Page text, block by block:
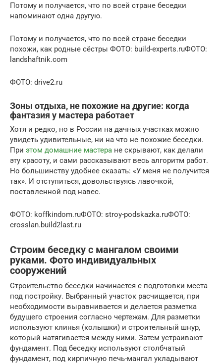
Потому и получается, что по всей стране беседки
напоминают одна другую.
Потому и получается, что по всей стране беседки
похожи, как родные сёстры ФОТО: build-experts.ruФОТО:
landshaftnik.com
ФОТО: drive2.ru
Зоны отдыха, не похожие на другие: когда
фантазия у мастера работает
Хотя и редко, но в России на дачных участках можно
увидеть удивительные, ни на что не похожие беседки.
При этом домашние мастера не скрывают, как делали
эту красоту, и сами рассказывают весь алгоритм работ.
Но большинству удобнее сказать: «У меня не получится
так». И отступиться, довольствуясь лавочкой,
поставленной под навес.
ФОТО: koffkindom.ruФОТО: stroy-podskazka.ruФОТО:
crosslan.build2last.ru
Строим беседку с мангалом своими
руками. Фото индивидуальных
сооружений
Строительство беседки начинается с подготовки места
под постройку. Выбранный участок расчищается, при
необходимости выравнивается и делается разметка
будущего строения согласно чертежам. Для разметки
используют клинья (колышки) и строительный шнур,
который натягивается между ними. Затем устраивают
фундамент. Под беседку используют столбчатый
фундамент, под кирпичную печь-мангал укладывают